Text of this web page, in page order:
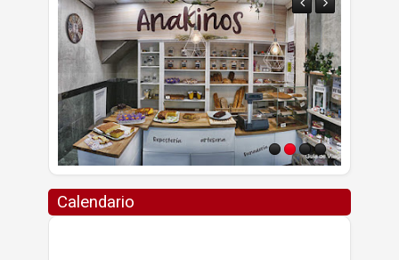
Calendario